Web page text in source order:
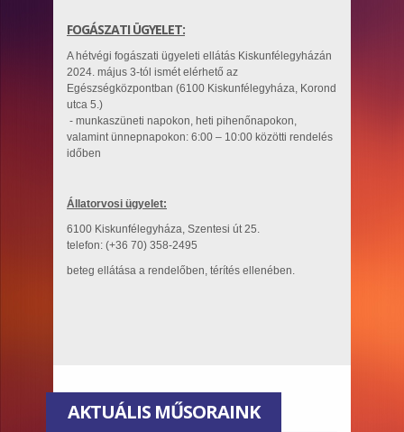
FOGÁSZATI ÜGYELET:
A hétvégi fogászati ügyeleti ellátás Kiskunfélegyházán
2024. május 3-tól ismét elérhető az
Egészségközpontban (6100 Kiskunfélegyháza, Korond
utca 5.)
- munkaszüneti napokon, heti pihenőnapokon,
valamint ünnepnapokon: 6:00 – 10:00 közötti rendelés
időben
Állatorvosi ügyelet:
6100 Kiskunfélegyháza, Szentesi út 25.
telefon: (+36 70) 358-2495
beteg ellátása a rendelőben, térítés ellenében.
AKTUÁLIS MŰSORAINK